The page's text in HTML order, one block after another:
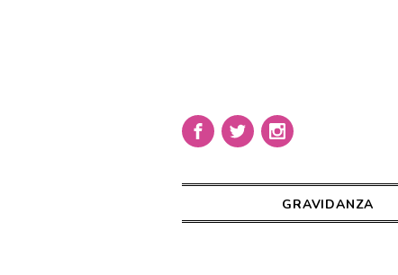
GRAVIDANZA